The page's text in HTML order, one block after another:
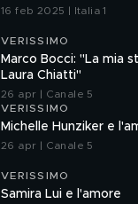
16 feb 2025 | Italia 1
VERISSIMO
Marco Bocci: "La mia
Laura Chiatti"
26 apr | Canale 5
VERISSIMO
Michelle Hunziker e
26 apr | Canale 5
VERISSIMO
Samira Lui e l'amore